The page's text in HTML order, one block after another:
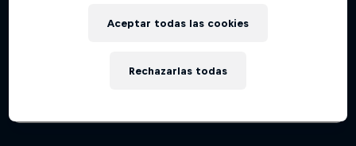
Rechazarlas todas
Aceptar todas las cookies